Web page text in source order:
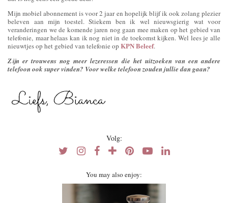
Mijn mobiel abonnement is voor 2 jaar en hopelijk blijf ik ook zolang plezier
beleven aan mijn toestel. Stiekem ben ik wel nieuwsgierig wat voor
veranderingen we de komende jaren nog gaan mee maken op het gebied van
telefonie, maar helaas kan ik nog niet in de toekomst kijken. Wel lees je alle
nieuwtjes op het gebied van telefonie op KPN Beleef.
Zijn er trouwens nog meer lezeressen die het uitzoeken van een andere
telefoon ook super vinden? Voor welke telefoon zouden jullie dan gaan?
Volg:
You may also enjoy: